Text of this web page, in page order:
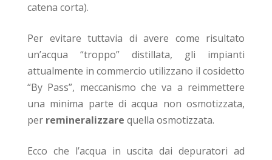
catena corta).
Per evitare tuttavia di avere come risultato
un’acqua “troppo” distillata, gli impianti
attualmente in commercio utilizzano il cosidetto
“By Pass”, meccanismo che va a reimmettere
una minima parte di acqua non osmotizzata,
per remineralizzare quella osmotizzata.
Ecco che l’acqua in uscita dai depuratori ad